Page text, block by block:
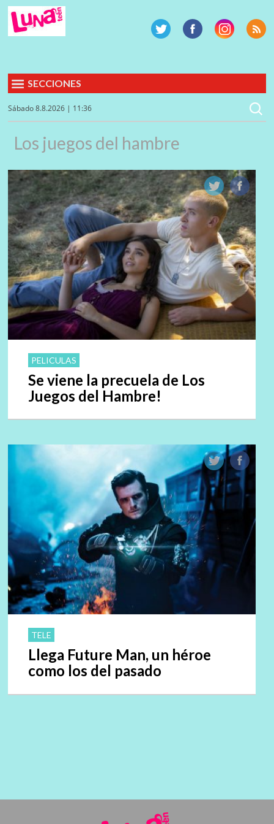
SECCIONES
Sábado 8.8.2026 | 11:36
Los juegos del hambre
PELICULAS
Se viene la precuela de Los
Juegos del Hambre!
TELE
Llega Future Man, un héroe
como los del pasado